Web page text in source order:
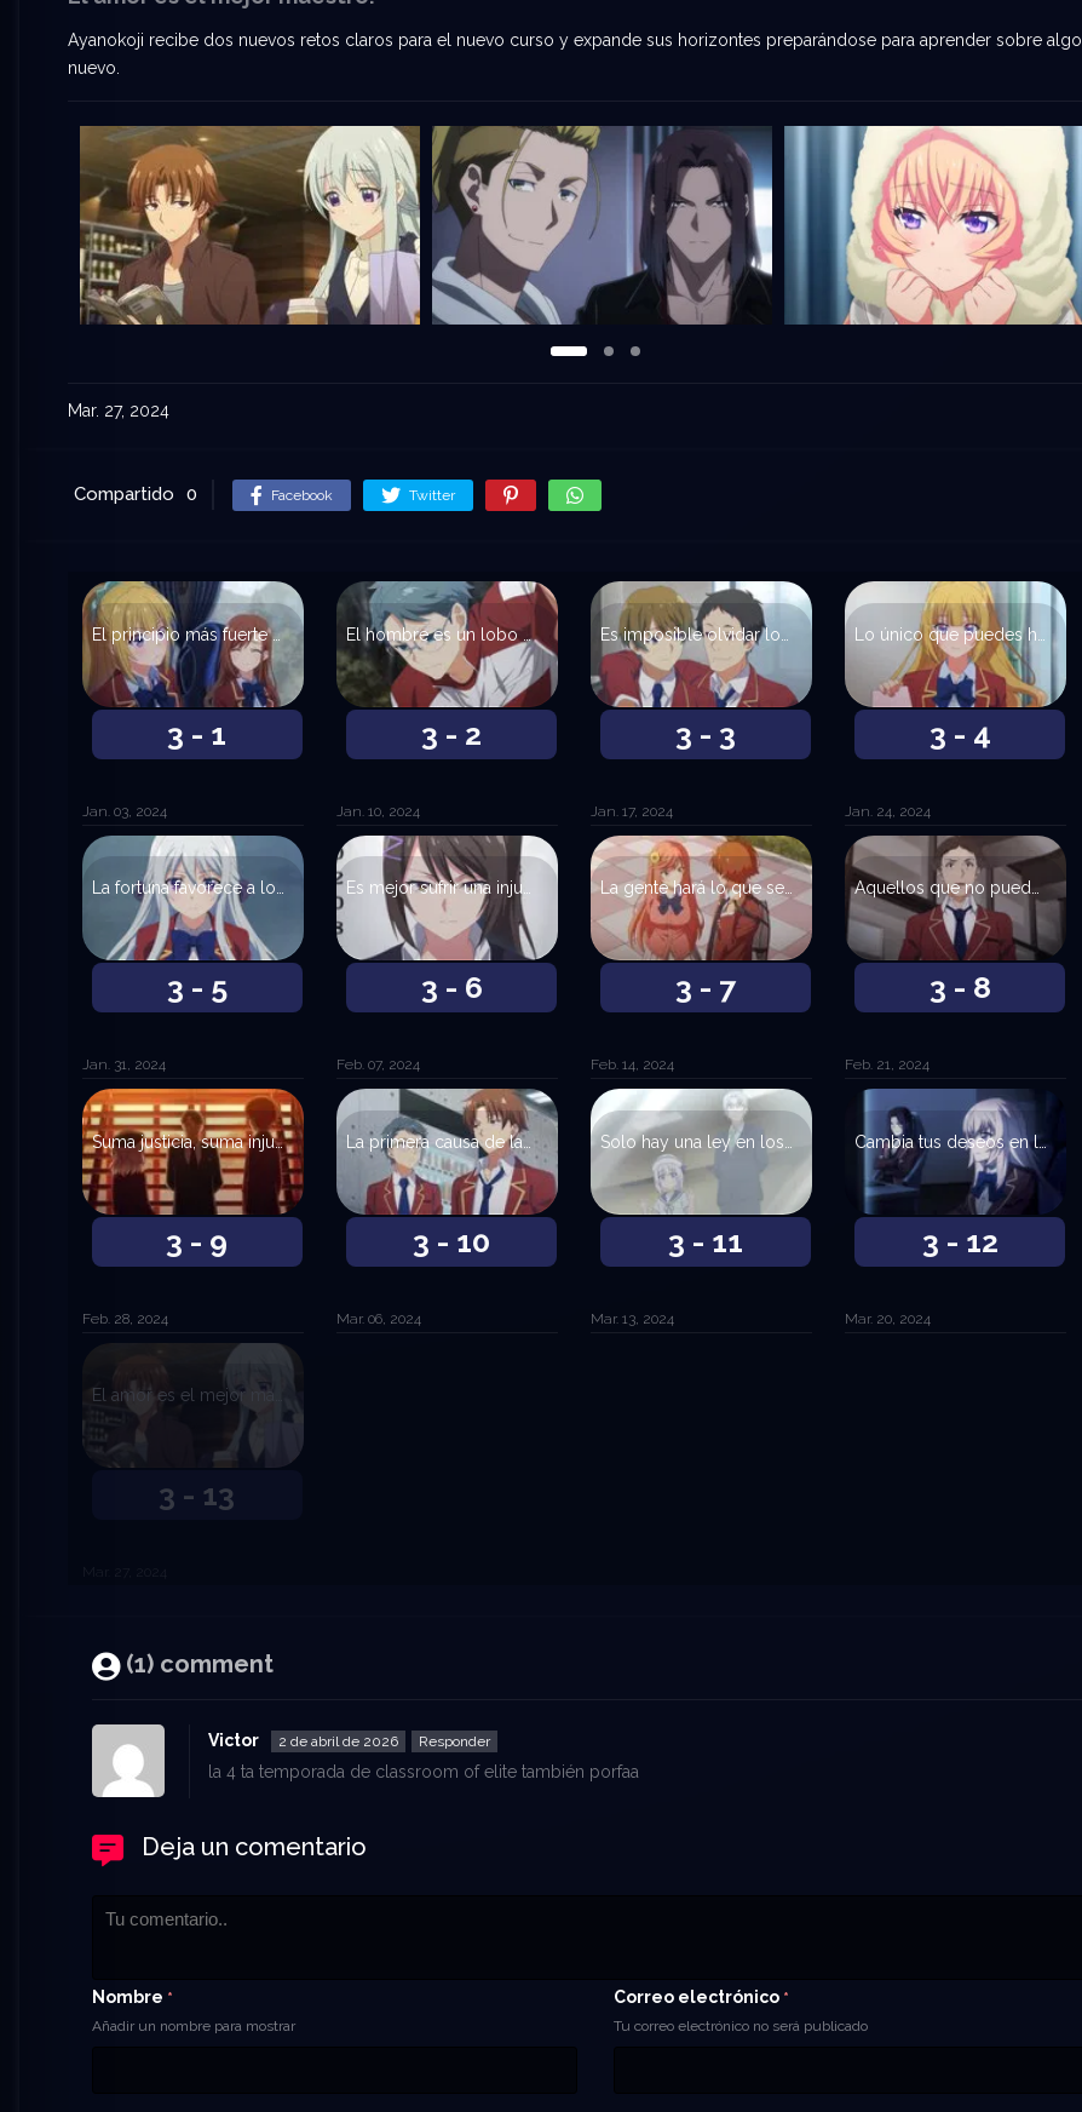
Ayanokoji recibe dos nuevos retos claros para el nuevo curso y expande sus horizontes preparándose para aprender sobre algo
nuevo.
Mar. 27, 2024
Compartido 0 Facebook Twitter
3 - 1
El principio más fuerte del crecimiento está en la elección humana.
Jan. 03, 2024
3 - 2
El hombre es un lobo para el hombre.
Jan. 10, 2024
3 - 3
Jan. 17, 2024
3 - 4
Jan. 24, 2024
3 - 5
La fortuna favorece a los audaces.
Jan. 31, 2024
3 - 6
Es mejor sufrir una injusticia que hacerla.
Feb. 07, 2024
3 - 7
La gente hará lo que sea, por muy absurdo que parezca, para evitar afrontar su propia alma.
Feb. 14, 2024
3 - 8
Aquellos que no pueden recordar el pasado están condenados a repetirlo.
Feb. 21, 2024
3 - 9
Suma justicia, suma injusticia.
Feb. 28, 2024
3 - 10
La primera causa de las conclusiones absurdas la adscribo a la falta de método.
Mar. 06, 2024
3 - 11
Mar. 13, 2024
3 - 12
Cambia tus deseos en lugar del orden del mundo.
Mar. 20, 2024
3 - 13
(1) comment
Victor 2 de abril de 2026 Responder
la 4 ta temporada de classroom of elite también porfaa
Deja un comentario
Nombre *
Añadir un nombre para mostrar
Correo electrónico *
Tu correo electrónico no será publicado